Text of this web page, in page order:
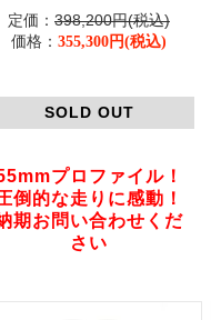
定価： 398,200円(税込)
価格： 355,300円(税込)
SOLD OUT
プロファイル！
倒的な走りに感動！
期お問い合わせくだ
さい